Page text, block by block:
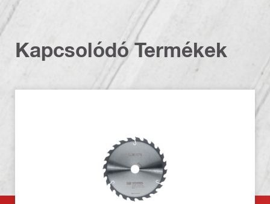
Kapcsolódó Termékek